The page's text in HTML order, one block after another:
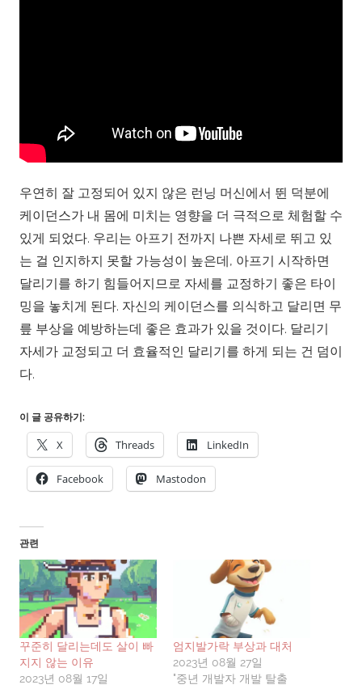
우연히 잘 고정되어 있지 않은 런닝 머신에서 뛴 덕분에
케이던스가 내 몸에 미치는 영향을 더 극적으로 체험할 수
있게 되었다. 우리는 아프기 전까지 나쁜 자세로 뛰고 있
는 걸 인지하지 못할 가능성이 높은데, 아프기 시작하면
달리기를 하기 힘들어지므로 자세를 교정하기 좋은 타이
밍을 놓치게 된다. 자신의 케이던스를 의식하고 달리면 무
릎 부상을 예방하는데 좋은 효과가 있을 것이다. 달리기
자세가 교정되고 더 효율적인 달리기를 하게 되는 건 덤이
다.
이 글 공유하기:
X Threads LinkedIn
Facebook Mastodon
관련
꾸준히 달리는데도 살이 빠
지지 않는 이유
2023년 08월 17일
엄지발가락 부상과 대처
2023년 08월 27일
"중년 개발자 개발 탈출